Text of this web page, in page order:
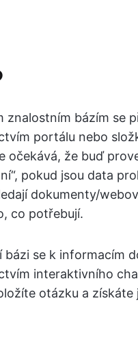
znalostním bázím se
portálu nebo
očekává, že buď
pokud jsou data
dokumenty/
co potřebují.
bázi se k informacím
interaktivního
otázku a získáte